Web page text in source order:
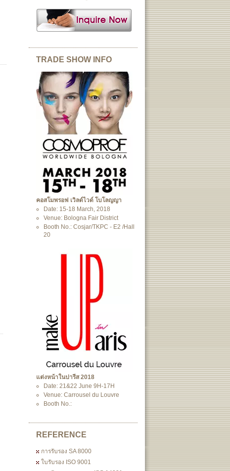
TRADE SHOW INFO
คอสโมพรอฟ เวิลด์ไวด์ โบโลญญา
Date: 15-18 March, 2018
Venue: Bologna Fair District
Booth No.: Cosjar/TKPC - E2 /Hall
20
แต่งหน้าในปารีส 2018
Date: 21&22 June 9H-17H
Venue: Carrousel du Louvre
Booth No.:
REFERENCE
การรับรอง SA 8000
ใบรับรอง ISO 9001